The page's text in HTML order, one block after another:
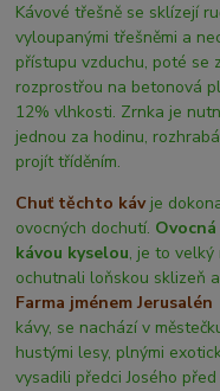
Kávové třešně se sklízejí
vyloupanými třešněmi a
přístupu vzduchu, poté se
rozprostřou na betonová
12% vlhkosti. Zrnka je
jednou za hodinu,
projít tříděním.
Chuť těchto kávje
ovocných dochutí.
kávou kyselou, je to
ochutnali loňskou sklizeň
Farma jménem Jerusalén
kávy, se nachází v
hustými lesy, plnými
vysadili předci Josého